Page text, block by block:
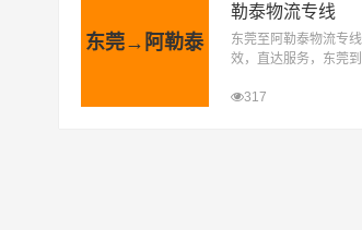
东莞→阿勒泰
勒泰物流专线
东莞至阿勒泰物流专
效，直达服务，东莞
特殊情况下大约耗时
317